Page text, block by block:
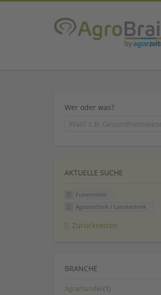
Wer oder was?
AKTUELLE SUCHE
Futtermittel
Agrartechnik / Landtechnik
Zurücksetzen
BRANCHE
Agrarhandel (1)